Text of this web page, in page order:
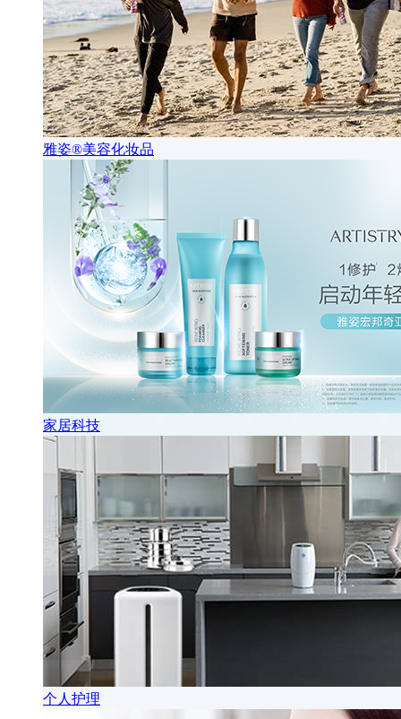
雅姿®美容化妆品
家居科技
个人护理